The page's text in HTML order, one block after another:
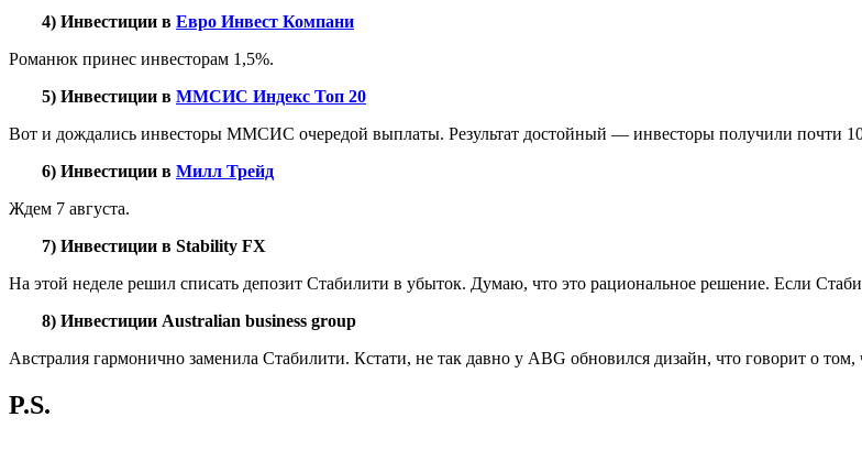
4) Инвестиции в Евро Инвест Компани
Романюк принес инвесторам 1,5%.
5) Инвестиции в ММСИС Индекс Топ 20
Вот и дождались инвесторы ММСИС очередой выплаты. Результат достойный — инвесторы получили почти
6) Инвестиции в Милл Трейд
Ждем 7 августа.
7) Инвестиции в Stability FX
На этой неделе решил списать депозит Стабилити в убыток. Думаю, что это рациональное решение. Если
8) Инвестиции Australian business group
Австралия гармонично заменила Стабилити. Кстати, не так давно у ABG обновился дизайн, что говорит о
P.S.